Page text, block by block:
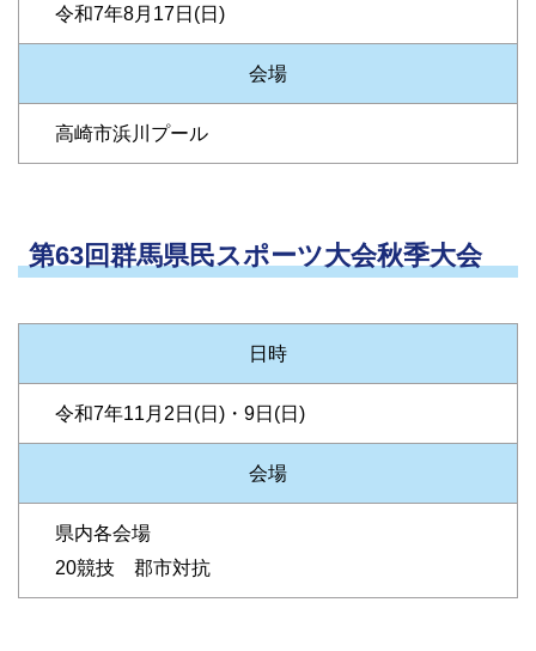
令和7年8月17日(日)
会場
高崎市浜川プール
第63回群馬県民スポーツ大会秋季大会
日時
令和7年11月2日(日)・9日(日)
会場
県内各会場
20競技 郡市対抗